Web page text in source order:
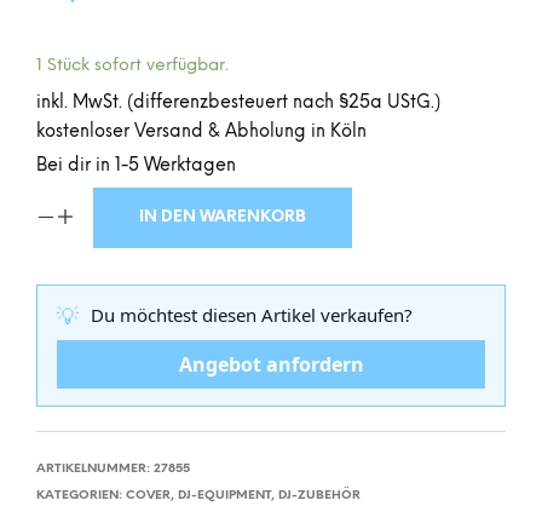
1 Stück sofort verfügbar.
inkl. MwSt. (differenzbesteuert nach §25a UStG.)
kostenloser Versand & Abholung in Köln
Bei dir in 1-5 Werktagen
IN DEN WARENKORB
💡 Du möchtest diesen Artikel verkaufen?
Angebot anfordern
ARTIKELNUMMER: 27855
KATEGORIEN: COVER, DJ-EQUIPMENT, DJ-ZUBEHÖR